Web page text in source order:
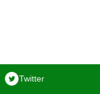
Twitter